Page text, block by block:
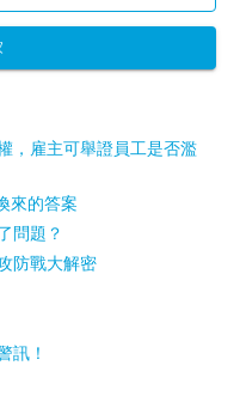
，雇主可舉證員工是否濫
來的答案
問題？
防戰大解密
訊！